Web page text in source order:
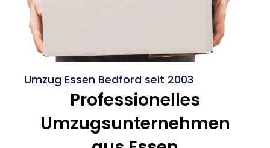
Umzug Essen Bedford seit 2003
Professionelles
Umzugsunternehmen